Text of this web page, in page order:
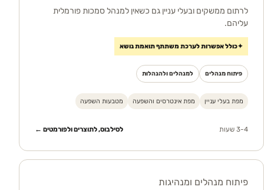
לרתום ממשקים ובעלי עניין גם כשאין למנהל סמכות פורמלית
עליהם.
✦כולל אפשרות לערכת משתתף תואמת נושא
פיתוח מנהלים למנהלים ולהנהלות
מפת בעלי עניין מפת אינטרסים והשפעה מטבעות השפעה
3-4 שעות לסילבוס, לתוצרים ולפורמטים ←
פיתוח מנהלים ומנהיגות